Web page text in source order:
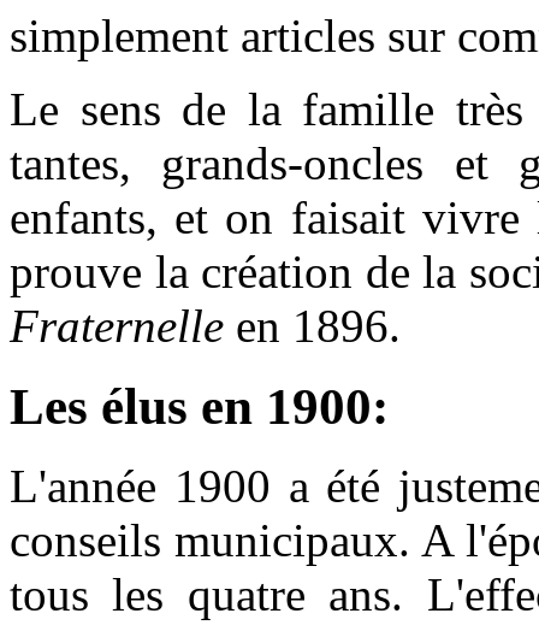
simplement articles sur
Le sens de la famille
tantes, grands-oncles et
enfants, et on faisait
prouve la création de la
Fraternelle en 1896.
Les élus en 1900:
L'année 1900 a été
conseils municipaux. A
tous les quatre ans.